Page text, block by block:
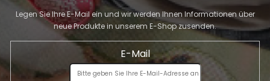
Legen Sie Ihre E-Mail ein und wir werden Ihnen Informationen über
neue Produkte in unserem E-Shop zusenden.
E-Mail